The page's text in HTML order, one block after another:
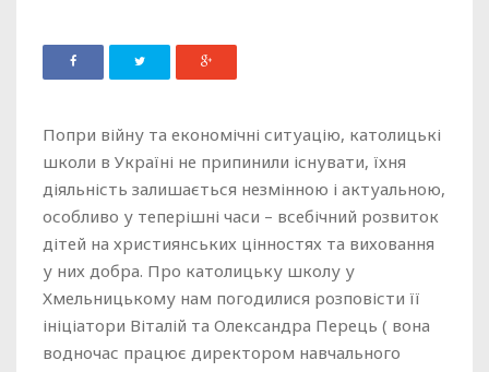
Попри війну та економічні ситуацію, католицькі
школи в Україні не припинили існувати, їхня
діяльність залишається незмінною і актуальною,
особливо у теперішні часи – всебічний розвиток
дітей на християнських цінностях та виховання
у них добра. Про католицьку школу у
Хмельницькому нам погодилися розповісти її
ініціатори Віталій та Олександра Перець ( вона
водночас працює директором навчального